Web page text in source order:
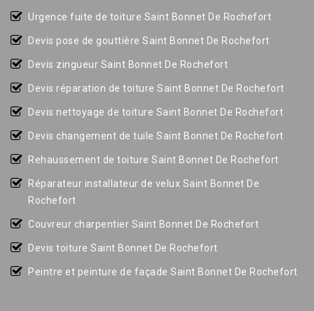
Urgence fuite de toiture Saint Bonnet De Rochefort
Devis pose de gouttière Saint Bonnet De Rochefort
Devis zingueur Saint Bonnet De Rochefort
Devis réparation de toiture Saint Bonnet De Rochefort
Devis nettoyage de toiture Saint Bonnet De Rochefort
Devis changement de tuile Saint Bonnet De Rochefort
Rehaussement de toiture Saint Bonnet De Rochefort
Réparateur installateur de velux Saint Bonnet De
Rochefort
Couvreur charpentier Saint Bonnet De Rochefort
Devis toiture Saint Bonnet De Rochefort
Peintre et peinture de façade Saint Bonnet De Rochefort